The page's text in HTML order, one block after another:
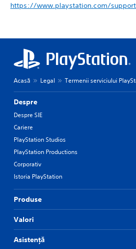
https://www.playstation.com/
Acasă Legal Termenii serviciului
Despre
Despre SIE
Cariere
PlayStation Studios
PlayStation Productions
Corporativ
Istoria PlayStation
Produse
Valori
Asistență